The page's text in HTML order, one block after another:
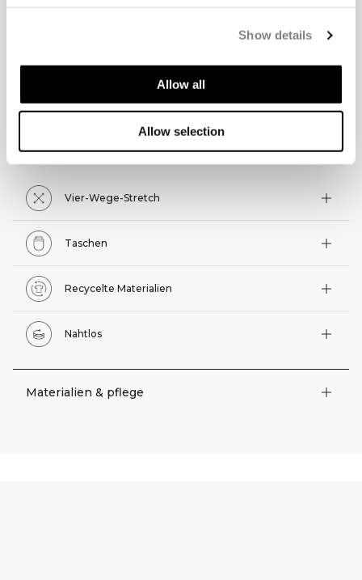
Show details
Allow all
Allow selection
TECHNISCHE ASPEKTE
Technische Funktionen
Vier-Wege-Stretch
Taschen
Recycelte Materialien
Nahtlos
Materialien & pflege